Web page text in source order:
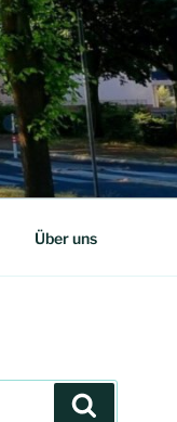
Über uns